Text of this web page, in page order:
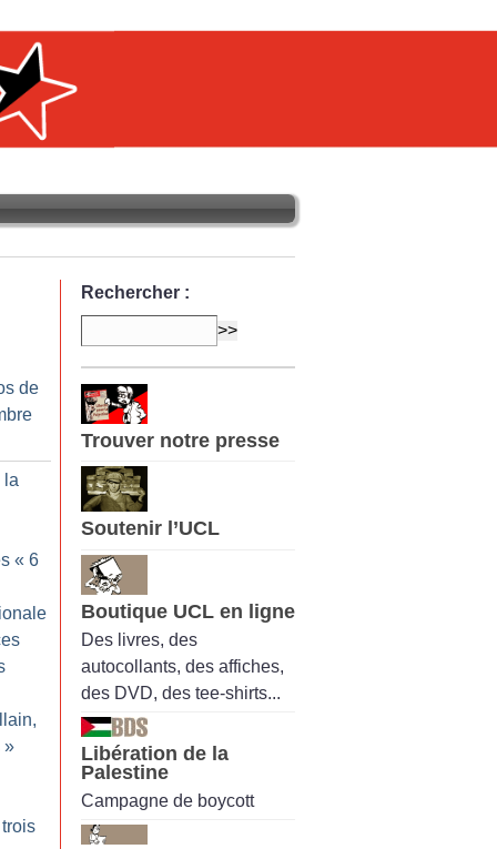
de
la
« 6
»
Rechercher :
Trouver notre presse
Soutenir l’UCL
Boutique UCL en ligne
Des livres, des
autocollants, des affiches,
des DVD, des tee-shirts...
Libération de la
Palestine
Campagne de boycott